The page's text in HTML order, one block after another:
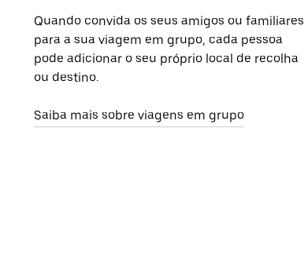
Quando convida os seus amigos ou familiares
para a sua viagem em grupo, cada pessoa
pode adicionar o seu próprio local de recolha
ou destino.
Saiba mais sobre viagens em grupo